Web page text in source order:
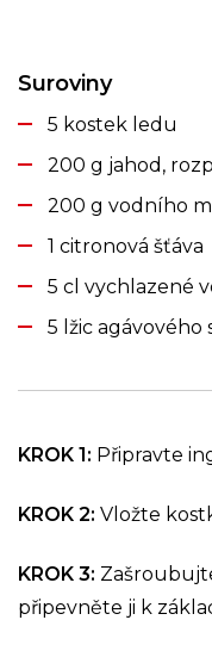
Suroviny
5 kostek ledu
200 g jahod,
200 g vodního
1 citronová šťáva
5 cl vychlazené
5 lžic agávového
KROK 1: Připravte
KROK 2: Vložte
KROK 3:
připevněte ji k